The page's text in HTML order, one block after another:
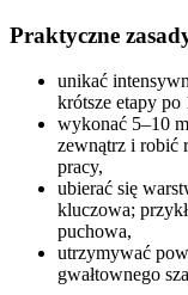
Praktyczne
unikać
krótsze etapy po
wykonać 5–10
zewnątrz i robić
pracy,
ubierać się
kluczowa;
puchowa,
utrzymywać
gwałtownego